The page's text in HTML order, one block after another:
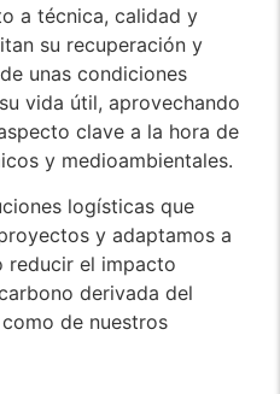
a técnica, calidad y
su recuperación y
unas condiciones
vida útil, aprovechando
clave a la hora de
y medioambientales.
logísticas que
y adaptamos a
reducir el impacto
derivada del
de nuestros